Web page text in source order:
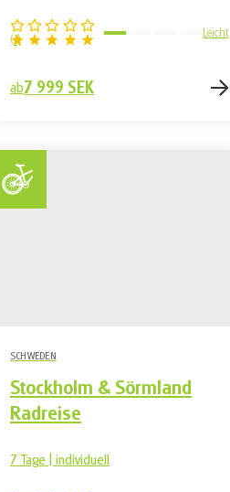
(1)
Leicht
ab7 999 SEK
SCHWEDEN
Stockholm & Sörmland
Radreise
7 Tage | individuell